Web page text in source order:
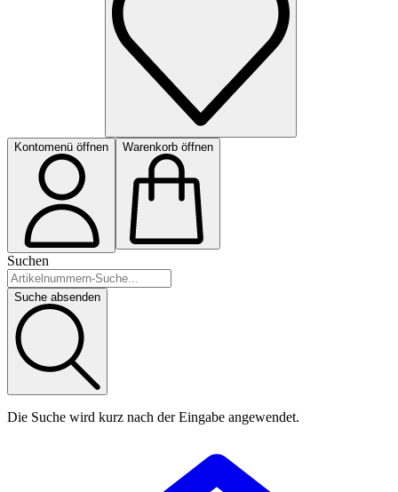
Kontomenü öffnen Warenkorb öffnen
Suchen
Suche absenden
Die Suche wird kurz nach der Eingabe angewendet.